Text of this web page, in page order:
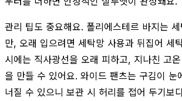
관리 팁도 중요해요. 폴리에스테르 바지는
만, 오래 입으려면 세탁망 사용과 뒤집어 세
시에는 직사광선을 오래 피하고, 지나친 고
을 만들 수 있어요. 와이드 팬츠는 구김이 눈
너질 수 있으니 보관 시 허리를 접어 두기보